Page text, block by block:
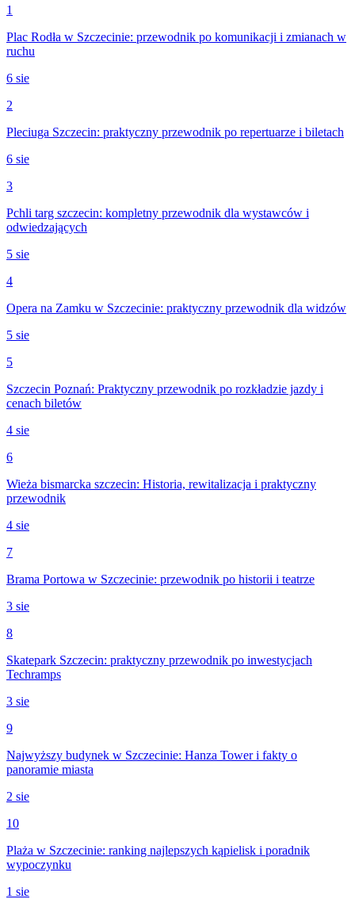
1
Plac Rodła w Szczecinie: przewodnik po komunikacji i zmianach w
ruchu
6 sie
2
Pleciuga Szczecin: praktyczny przewodnik po repertuarze i biletach
6 sie
3
Pchli targ szczecin: kompletny przewodnik dla wystawców i
odwiedzających
5 sie
4
Opera na Zamku w Szczecinie: praktyczny przewodnik dla widzów
5 sie
5
Szczecin Poznań: Praktyczny przewodnik po rozkładzie jazdy i
cenach biletów
4 sie
6
Wieża bismarcka szczecin: Historia, rewitalizacja i praktyczny
przewodnik
4 sie
7
Brama Portowa w Szczecinie: przewodnik po historii i teatrze
3 sie
8
Skatepark Szczecin: praktyczny przewodnik po inwestycjach
Techramps
3 sie
9
Najwyższy budynek w Szczecinie: Hanza Tower i fakty o
panoramie miasta
2 sie
10
Plaża w Szczecinie: ranking najlepszych kąpielisk i poradnik
wypoczynku
1 sie